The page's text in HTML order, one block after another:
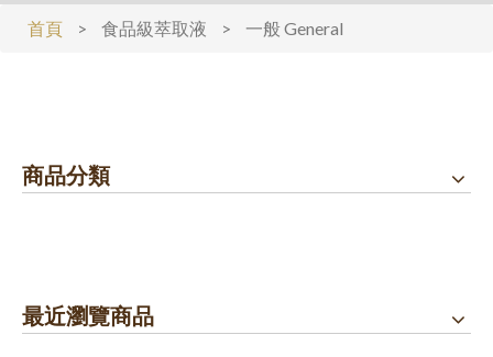
購物禮:送夏日涼感劑100cc.只能噴衣服.不要噴皮膚
開放試用:付運費60元可挑選3種產品各2ML
首頁 > 食品級萃取液 > 一般 General
商品分類
最近瀏覽商品